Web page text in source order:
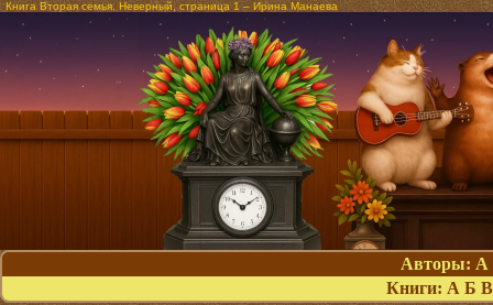
Книга Вторая семья. Неверный, страница 1 – Ирина Манаева
Авторы: А
Книги: А Б В